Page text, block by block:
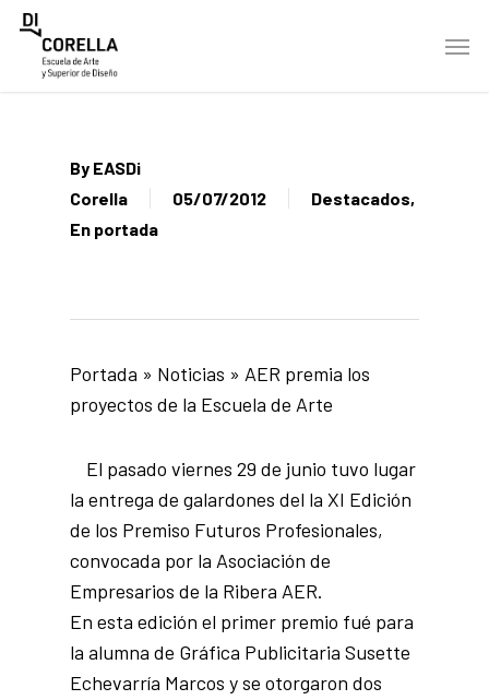
Skip
Menu
By EASDi
Corella
05/07/2012 Destacados,
En portada
Portada » Noticias » AER premia los
proyectos de la Escuela de Arte
El pasado viernes 29 de junio tuvo lugar
la entrega de galardones del la XI Edición
de los Premiso Futuros Profesionales,
convocada por la Asociación de
Empresarios de la Ribera AER.
En esta edición el primer premio fué para
la alumna de Gráfica Publicitaria Susette
Echevarría Marcos y se otorgaron dos